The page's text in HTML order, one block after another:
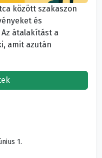
között szakaszon
és
átalakítást a
amit azután
1.